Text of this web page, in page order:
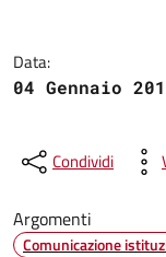
Data:
04 Gennaio
Condividi
Argomenti
Comunicazione